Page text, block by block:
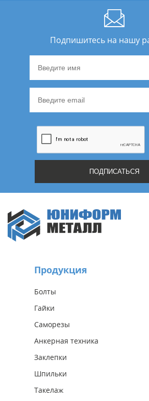
Подпишитесь на нашу
Продукция
Болты
Гайки
Саморезы
Анкерная техника
Заклепки
Шпильки
Такелаж